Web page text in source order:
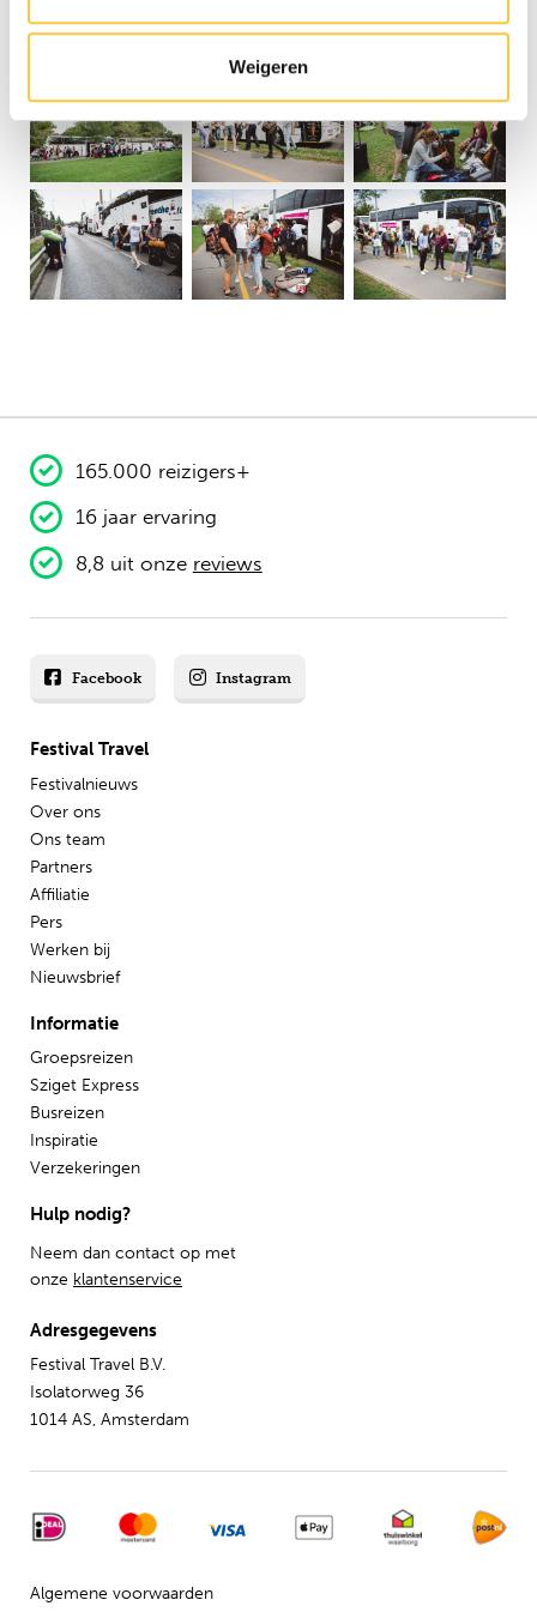
Weigeren
165.000 reizigers+
16 jaar ervaring
8,8 uit onze reviews
Festival Travel
Festivalnieuws
Over ons
Ons team
Partners
Affiliatie
Pers
Werken bij
Nieuwsbrief
Informatie
Groepsreizen
Sziget Express
Busreizen
Inspiratie
Verzekeringen
Hulp nodig?
Neem dan contact op met
onze klantenservice
Adresgegevens
Festival Travel B.V.
Isolatorweg 36
1014 AS, Amsterdam
Facebook Instagram
Algemene voorwaarden